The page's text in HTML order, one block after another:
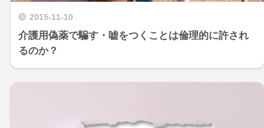
2015-11-10
介護用偽薬で騙す・嘘をつくことは倫理的に許され
るのか？